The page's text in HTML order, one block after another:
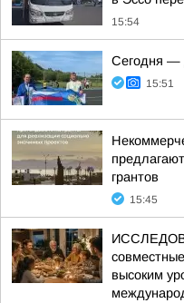
15:54
Сегодня —
15:51
грантов
15:45
высоким